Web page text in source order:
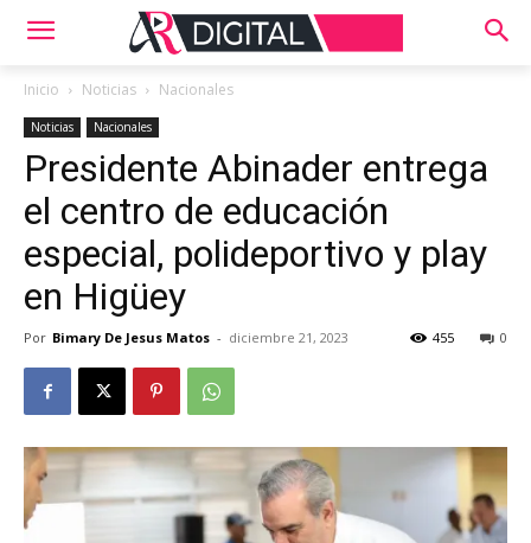
Inicio Noticias Nacionales
Noticias Nacionales
Presidente Abinader entrega
el centro de educación
especial, polideportivo y play
en Higüey
Por Bimary De Jesus Matos - diciembre 21, 2023 0
455